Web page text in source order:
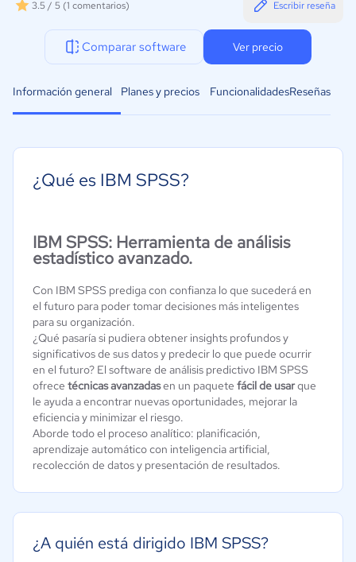
3.5 / 5 (1 comentarios) Escribir reseña
Comparar software Ver precio
Información general Planes y precios FuncionalidadesReseñas
¿Qué es IBM SPSS?
IBM SPSS: Herramienta de análisis
estadístico avanzado.
Con IBM SPSS prediga con confianza lo que sucederá en
el futuro para poder tomar decisiones más inteligentes
para su organización.
¿Qué pasaría si pudiera obtener insights profundos y
significativos de sus datos y predecir lo que puede ocurrir
en el futuro? El software de análisis predictivo IBM SPSS
ofrece técnicas avanzadasen un paquete fácil de usarque
le ayuda a encontrar nuevas oportunidades, mejorar la
eficiencia y minimizar el riesgo.
Aborde todo el proceso analítico: planificación,
aprendizaje automático con inteligencia artificial,
recolección de datos y presentación de resultados.
¿A quién está dirigido IBM SPSS?